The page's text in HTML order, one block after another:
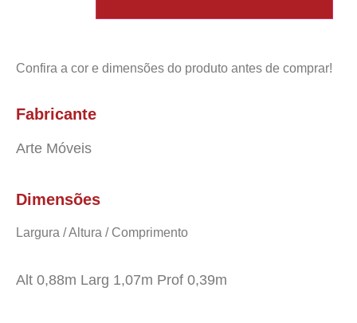
Confira a cor e dimensões do produto antes de comprar!
Fabricante
Arte Móveis
Dimensões
Largura / Altura / Comprimento
Alt 0,88m Larg 1,07m Prof 0,39m